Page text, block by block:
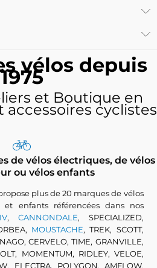
vélos depuis
1975
et Boutique en
accessoires cyclistes
de vélos électriques, de vélos
ou vélos enfants
plus de 20 marques de vélos
enfants référencées dans nos
, CANNONDALE, SPECIALIZED,
MOUSTACHE, TREK, SCOTT,
CERVELO, TIME, GRANVILLE,
MOMENTUM, RIDLEY, VELOE,
ELECTRA, POLYGON, AMFLOW,